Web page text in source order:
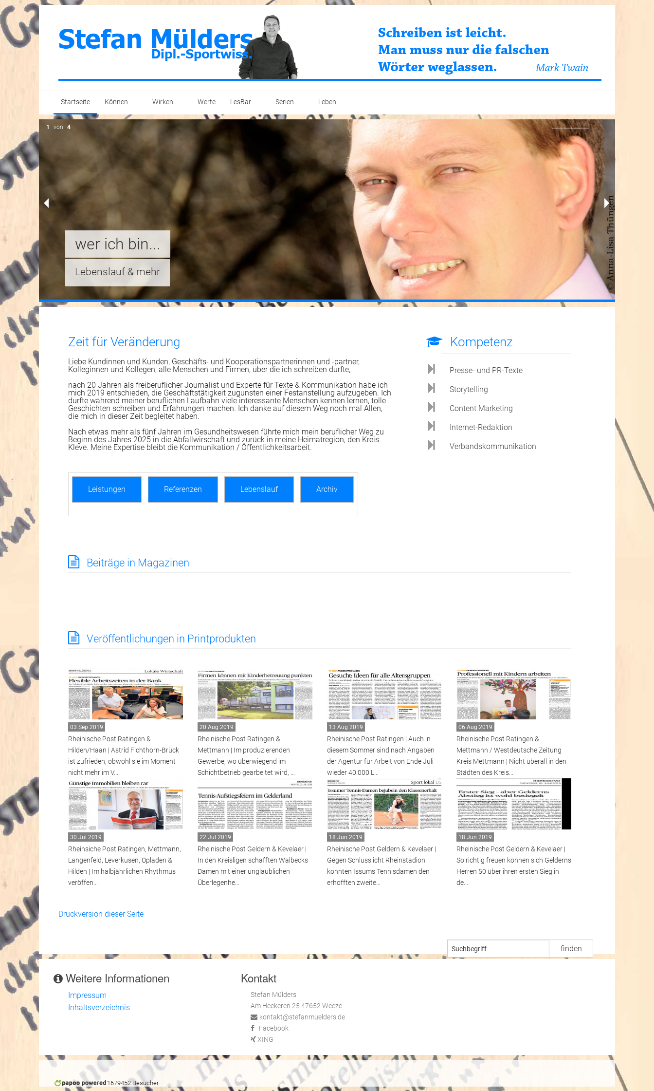
Startseite Können
Content
Konzepte
Wirken
Veröffentlichungen
Werte LesBar
Stauder-Cup 2019
Stimmung
Serien
Top-Unternehmen im Kreis Mettmann (2018-2019)
Unternehmensnachfolge (2018)
Demenz (2012)
Maschinenbau & Ingenieure (2011-2012)
Fachkräftechancen (2019)
Leben
Werdegang
wer ich bin...
Lebenslauf & mehr
1 von 4
Zeit für Veränderung
Liebe Kundinnen und Kunden, Geschäfts- und Kooperationspartnerinnen und -partner,
Kolleginnen und Kollegen, alle Menschen und Firmen, über die ich schreiben durfte,
nach 20 Jahren als freiberuflicher Journalist und Experte für Texte & Kommunikation habe ich
mich 2019 entschieden, die Geschäftstätigkeit zugunsten einer Festanstellung aufzugeben. Ich
durfte während meiner beruflichen Laufbahn viele interessante Menschen kennen lernen, tolle
Geschichten schreiben und Erfahrungen machen. Ich danke auf diesem Weg noch mal Allen,
die mich in dieser Zeit begleitet haben.
Nach etwas mehr als fünf Jahren im Gesundheitswesen führte mich mein beruflicher Weg zu
Beginn des Jahres 2025 in die Abfallwirschaft und zurück in meine Heimatregion, den Kreis
Kleve. Meine Expertise bleibt die Kommunikation / Öffentlichkeitsarbeit.
Leistungen Referenzen Lebenslauf Archiv
Kompetenz
Presse- und PR-Texte
Storytelling
Content Marketing
Internet-Redaktion
Verbandskommunikation
Beiträge in Magazinen
Veröffentlichungen in Printprodukten
03 Sep 2019
Rheinische Post Ratingen &
Hilden/Haan | Astrid Fichthorn-Brück
ist zufrieden, obwohl sie im Moment
nicht mehr im V...
20 Aug 2019
Rheinische Post Ratingen &
Mettmann | Im produzierenden
Gewerbe, wo überwiegend im
Schichtbetrieb gearbeitet wird, ...
13 Aug 2019
Rheinische Post Ratingen | Auch in
diesem Sommer sind nach Angaben
der Agentur für Arbeit von Ende Juli
wieder 40.000 L...
06 Aug 2019
Rheinische Post Ratingen &
Mettmann / Westdeutsche Zeitung
Kreis Mettmann | Nicht überall in den
Städten des Kreis...
30 Jul 2019
Rheinsiche Post Ratingen, Mettmann,
Langenfeld, Leverkusen, Opladen &
Hilden | Im halbjährlichen Rhythmus
veröffen...
22 Jul 2019
Rheinische Post Geldern & Kevelaer |
In den Kreisligen schafften Walbecks
Damen mit einer unglaublichen
Überlegenhe...
18 Jun 2019
Rheinische Post Geldern & Kevelaer |
Gegen Schlusslicht Rheinstadion
konnten Issums Tennisdamen den
erhofften zweite...
18 Jun 2019
Rheinische Post Geldern & Kevelaer |
So richtig freuen können sich Gelderns
Herren 50 über ihren ersten Sieg in
de...
Druckversion dieser Seite
Weitere Informationen
Impressum
Inhaltsverzeichnis
Kontakt
Stefan Mülders
Am Heekeren 25 47652 Weeze
kontakt@stefanmuelders.de
Facebook
XING
1679452 Besucher